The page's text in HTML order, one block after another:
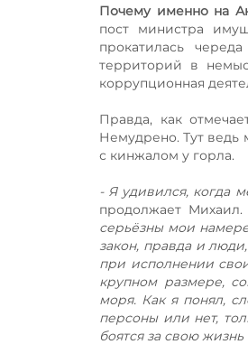
Почему именно на
пост министра
прокатилась
территорий в
коррупционная
Правда, как
Немудрено. Тут ведь
с кинжалом у горла.
- Я удивился, когда
продолжает Михаил.
серьёзны мои
закон, правда и
при исполнении
крупном размере,
моря. Как я понял,
персоны или нет,
боятся за свою